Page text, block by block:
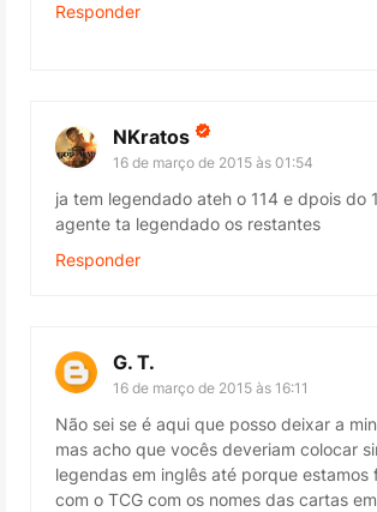
Responder
NKratos
16 de março de 2015 às 01:54
ja tem legendado ateh o 114 e dpois do
agente ta legendado os restantes
Responder
G. T.
16 de março de 2015 às 16:11
Não sei se é aqui que posso deixar a
mas acho que vocês deveriam colocar
legendas em inglês até porque estamos
com o TCG com os nomes das cartas